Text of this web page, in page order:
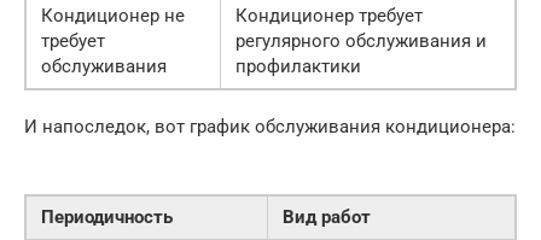
Кондиционер не
требует
обслуживания
Кондиционер требует
регулярного обслуживания и
профилактики
И напоследок, вот график обслуживания кондиционера:
Периодичность
Вид работ